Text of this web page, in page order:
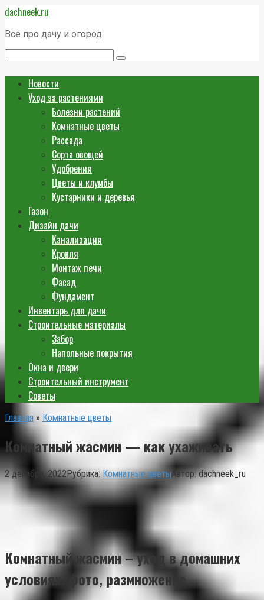
Перейти
к
контенту
dachneek.ru
Все про дачу и огород
Новости
Уход за растениями
Болезни растений
Комнатные цветы
Рассада
Сорта овощей
Удобрения
Цветы и клумбы
Кустарники и деревья
Газон
Дизайн дачи
Канализация
Кровля
Монтаж печи
Фасад
Фундамент
Инвентарь для дачи
Строительные материалы
Забор
Напольные покрытия
Окна и двери
Строительный инструмент
Советы
Главная » Комнатные цветы
Комнатный жасмин — как ухаживать
2 декабря, 2022Рубрика: Комнатные цветыАвтор: dachneek_ru
Комнатный жасмин – уход в домашних
условиях, фото, размножение